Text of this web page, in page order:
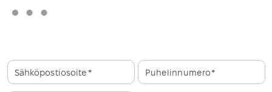
Sähköpostiosoite Puhelinnumero